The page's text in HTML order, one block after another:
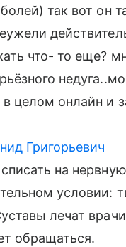
так вот он
что- то еще?
целом онлайн и
Григорьевич
на
условии:
лечат
обращаться.